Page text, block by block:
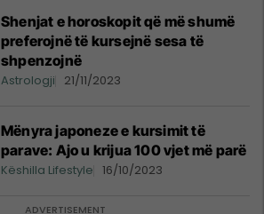
Shenjat e horoskopit që më shumë
preferojnë të kursejnë sesa të
shpenzojnë
Astrologji 21/11/2023
Mënyra japoneze e kursimit të
parave: Ajo u krijua 100 vjet më parë
Këshilla Lifestyle 16/10/2023